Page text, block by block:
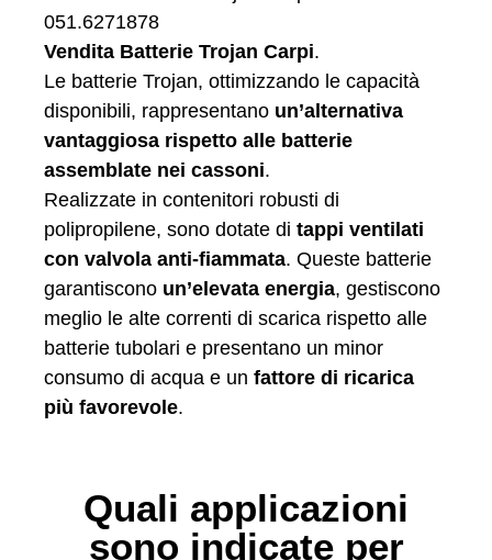
Vendita Batterie Trojan Carpi.
Le batterie Trojan, ottimizzando le capacità
disponibili, rappresentano un’alternativa
vantaggiosa rispetto alle batterie
assemblate nei cassoni.
Realizzate in contenitori robusti di
polipropilene, sono dotate di tappi ventilati
con valvola anti-fiammata. Queste batterie
garantiscono un’elevata energia, gestiscono
meglio le alte correnti di scarica rispetto alle
batterie tubolari e presentano un minor
consumo di acqua e un fattore di ricarica
più favorevole.
Quali applicazioni
sono indicate per